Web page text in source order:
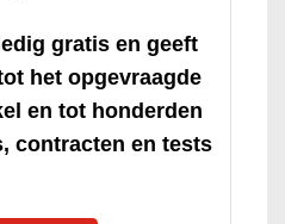
gratis en geeft
het opgevraagde
en tot honderden
contracten en tests